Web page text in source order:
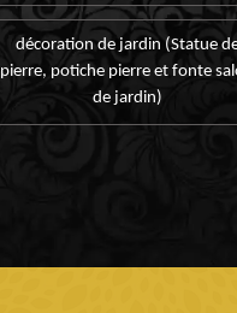
décoration de jardin (Statue
pierre, potiche pierre et fonte
de jardin)